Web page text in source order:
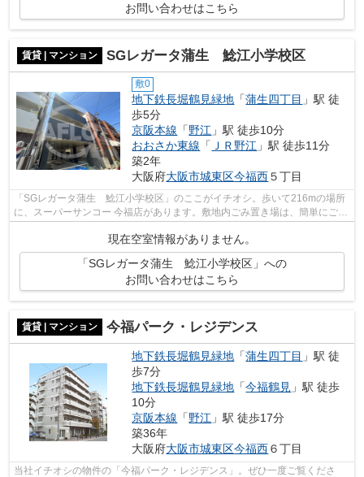
お問い合わせはこちら
賃貸 | マンション SGレガータ蒲生 鯰江小学校区
敷0
地下鉄長堀鶴見緑地 「蒲生四丁目 」駅 徒
歩5分
京阪本線 「野江 」駅 徒歩10分
おおさか東線 「 ＪＲ野江 」駅 徒歩11分
築2年
大阪府大阪市城東区今福西５丁目
「SGレガータ蒲生 鯰江小学校区」のここがイチオシ。歩いて216mの場所
に、スーパーサンコー 今福店があります。敷地内ごみ置き場は、簡単にごみ
現在空室情報がありません。
「SGレガータ蒲生 鯰江小学校区」への
お問い合わせはこちら
賃貸 | マンション 今福パーク・レジデンス
地下鉄長堀鶴見緑地 「蒲生四丁目 」駅 徒
歩7分
地下鉄長堀鶴見緑地 「今福鶴見 」駅 徒歩
10分
京阪本線 「野江 」駅 徒歩17分
築36年
大阪府大阪市城東区今福西６丁目
当社イチオシの物件の「今福パーク・レジデンス」。ぜひ一度ご覧くださ